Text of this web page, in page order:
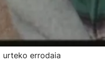
urteko errodaia